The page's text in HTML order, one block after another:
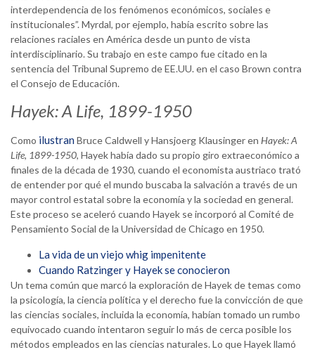
interdependencia de los fenómenos económicos, sociales e
institucionales”. Myrdal, por ejemplo, había escrito sobre las
relaciones raciales en América desde un punto de vista
interdisciplinario. Su trabajo en este campo fue citado en la
sentencia del Tribunal Supremo de EE.UU. en el caso Brown contra
el Consejo de Educación.
Hayek: A Life, 1899-1950
Como ilustran Bruce Caldwell y Hansjoerg Klausinger en Hayek: A
Life, 1899-1950, Hayek había dado su propio giro extraeconómico a
finales de la década de 1930, cuando el economista austriaco trató
de entender por qué el mundo buscaba la salvación a través de un
mayor control estatal sobre la economía y la sociedad en general.
Este proceso se aceleró cuando Hayek se incorporó al Comité de
Pensamiento Social de la Universidad de Chicago en 1950.
La vida de un viejo whig impenitente
Cuando Ratzinger y Hayek se conocieron
Un tema común que marcó la exploración de Hayek de temas como
la psicología, la ciencia política y el derecho fue la convicción de que
las ciencias sociales, incluida la economía, habían tomado un rumbo
equivocado cuando intentaron seguir lo más de cerca posible los
métodos empleados en las ciencias naturales. Lo que Hayek llamó